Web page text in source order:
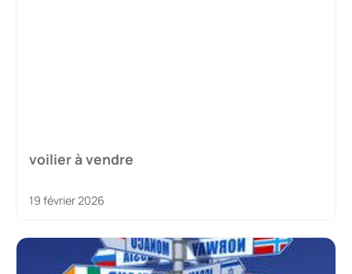
voilier à vendre
19 février 2026